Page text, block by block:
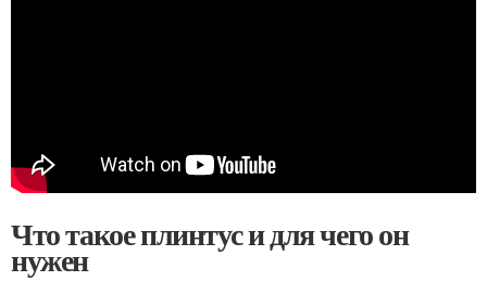
Что такое плинтус и для чего он
нужен